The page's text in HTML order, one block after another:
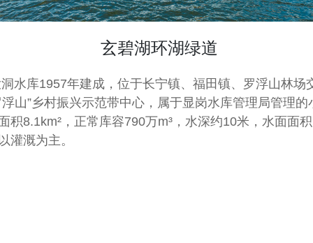
玄碧湖环湖绿道
浮山”乡村振兴示范带中心，属于显岗水库管理局管理的
积8.1km²，正常库容790万m³，水深约10米，水面面
灌溉为主。